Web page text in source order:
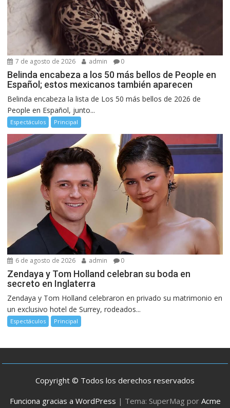
7 de agosto de 2026 admin 0
Belinda encabeza a los 50 más bellos de People en
Español; estos mexicanos también aparecen
Belinda encabeza la lista de Los 50 más bellos de 2026 de
People en Español, junto...
Espectáculos Principal
6 de agosto de 2026 admin 0
Zendaya y Tom Holland celebran su boda en
secreto en Inglaterra
Zendaya y Tom Holland celebraron en privado su matrimonio en
un exclusivo hotel de Surrey, rodeados...
Espectáculos Principal
Copyright © Todos los derechos reservados
Funciona gracias a WordPress | Tema: SuperMag por Acme